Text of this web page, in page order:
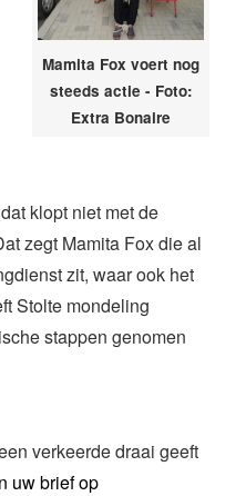
Mamita Fox voert nog
steeds actie - Foto:
Extra Bonaire
klopt niet met de
zegt Mamita Fox die al
zit, waar ook het
Stolte mondeling
stappen genomen
verkeerde draai geeft
uw brief op